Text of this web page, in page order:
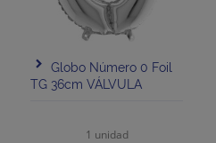
Globo Número 0 Foil
TG 36cm VÁLVULA
1 unidad